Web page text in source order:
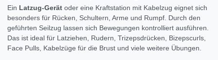
Ein Latzug-Gerät oder eine Kraftstation mit Kabelzug eignet sich
besonders für Rücken, Schultern, Arme und Rumpf. Durch den
geführten Seilzug lassen sich Bewegungen kontrolliert ausführen.
Das ist ideal für Latziehen, Rudern, Trizepsdrücken, Bizepscurls,
Face Pulls, Kabelzüge für die Brust und viele weitere Übungen.